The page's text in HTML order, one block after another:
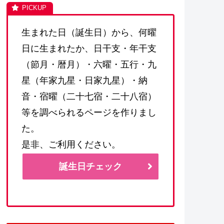
生まれた日（誕生日）から、何曜
日に生まれたか、日干支・年干支
（節月・暦月）・六曜・五行・九
星（年家九星・日家九星）・納
音・宿曜（二十七宿・二十八宿）
等を調べられるページを作りまし
た。
是非、ご利用ください。
誕生日チェック